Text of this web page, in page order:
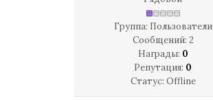
Группа: Пользователи
Сообщений: 2
Награды: 0
Репутация: 0
Статус: Offline